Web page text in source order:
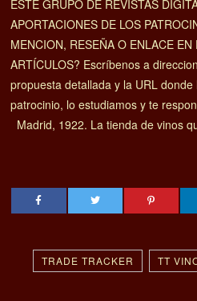
ESTE GRUPO DE REVISTAS
APORTACIONES DE LOS
MENCION, RESEÑA O ENLACE
ARTÍCULOS? Escríbenos a
propuesta detallada y la URL
patrocinio, lo estudiamos y te
Madrid, 1922. La tienda de vinos
TRADE TRACKER TT